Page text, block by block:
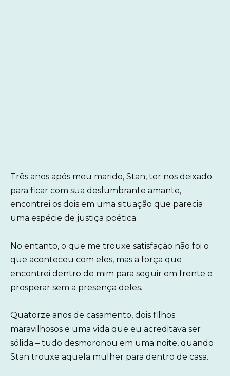
Três anos após meu marido, Stan, ter nos deixado
para ficar com sua deslumbrante amante,
encontrei os dois em uma situação que parecia
uma espécie de justiça poética.
No entanto, o que me trouxe satisfação não foi o
que aconteceu com eles, mas a força que
encontrei dentro de mim para seguir em frente e
prosperar sem a presença deles.
Quatorze anos de casamento, dois filhos
maravilhosos e uma vida que eu acreditava ser
sólida – tudo desmoronou em uma noite, quando
Stan trouxe aquela mulher para dentro de casa.